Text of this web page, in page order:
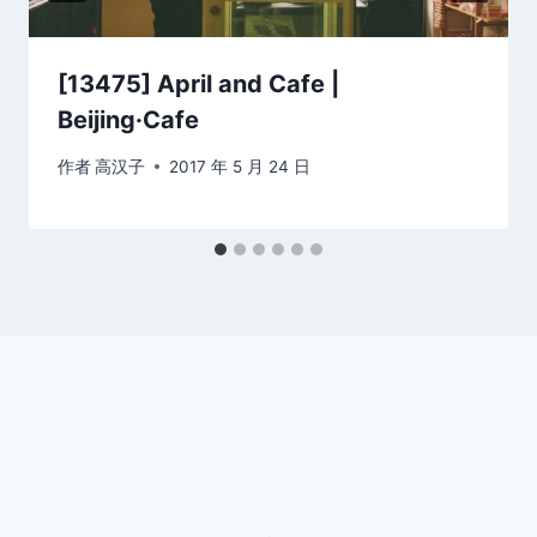
[13475] April and Cafe |
Beijing·Cafe
作者高汉子 2017 年 5 月 24 日